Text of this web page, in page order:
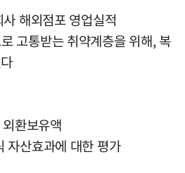
해외점포 영업실적
고통받는 취약계층을 위해, 복
환보유액
산효과에 대한 평가